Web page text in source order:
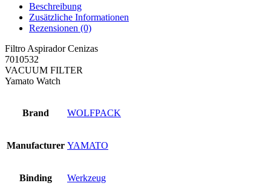
Beschreibung
Zusätzliche Informationen
Rezensionen (0)
Filtro Aspirador Cenizas
7010532
VACUUM FILTER
Yamato Watch
Brand WOLFPACK
Manufacturer YAMATO
Binding Werkzeug